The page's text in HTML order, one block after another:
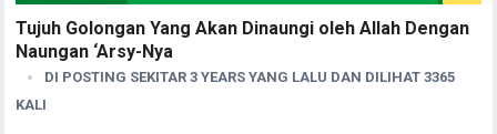
Tujuh Golongan Yang Akan Dinaungi oleh Allah Dengan
Naungan ‘Arsy-Nya
DI POSTING SEKITAR 3 YEARS YANG LALU DAN DILIHAT 3365
KALI